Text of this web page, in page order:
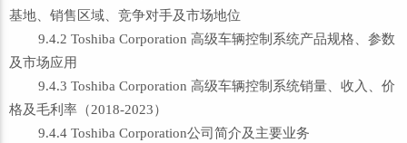
基地、销售区域、竞争对手及市场地位
9.4.2 Toshiba Corporation 高级车辆控制系统产品规格、参数
及市场应用
9.4.3 Toshiba Corporation 高级车辆控制系统销量、收入、价
格及毛利率（2018-2023）
9.4.4 Toshiba Corporation公司简介及主要业务